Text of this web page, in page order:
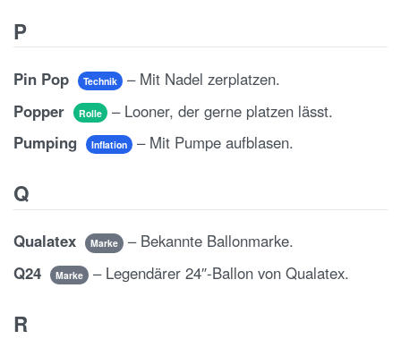
P
Pin Pop Technik – Mit Nadel zerplatzen.
Popper
Rolle – Looner, der gerne platzen lässt.
Pumping
Inflation – Mit Pumpe aufblasen.
Q
Qualatex Marke – Bekannte Ballonmarke.
Q24
Marke – Legendärer 24″-Ballon von Qualatex.
R